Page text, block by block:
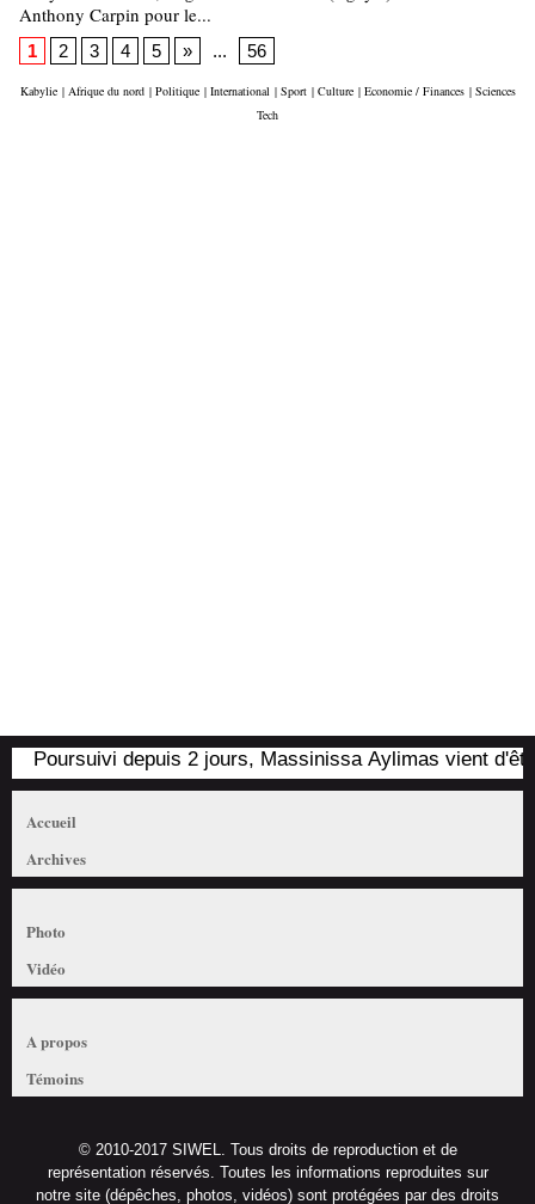
Anthony Carpin pour le...
1 2 3 4 5 » ... 56
Kabylie | Afrique du nord | Politique | International | Sport | Culture | Economie / Finances | Sciences
Tech
Poursuivi depuis 2 jours, Massinissa Aylimas vient
Accueil
Archives
Photo
Vidéo
A propos
Témoins
© 2010-2017 SIWEL. Tous droits de reproduction et de
représentation réservés. Toutes les informations reproduites sur
notre site (dépêches, photos, vidéos) sont protégées par des droits